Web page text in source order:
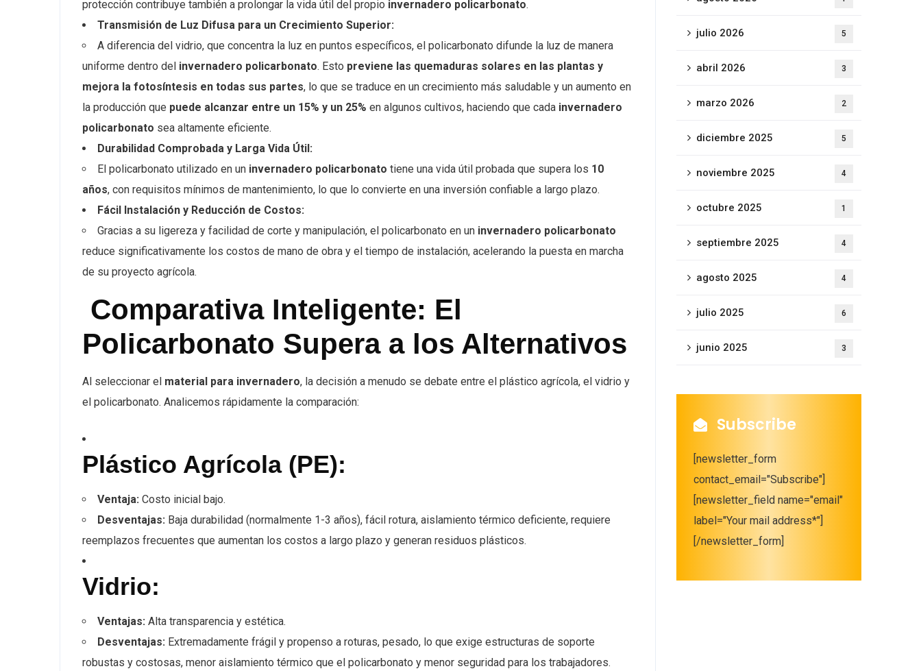
protección contribuye también a prolongar la vida útil del propio invernadero policarbonato.
Transmisión de Luz Difusa para un Crecimiento Superior:
A diferencia del vidrio, que concentra la luz en puntos específicos, el policarbonato difunde la luz de manera
uniforme dentro del invernadero policarbonato. Esto previene las quemaduras solares en las plantas y
mejora la fotosíntesis en todas sus partes, lo que se traduce en un crecimiento más saludable y un aumento en
la producción que puede alcanzar entre un 15% y un 25% en algunos cultivos, haciendo que cada invernadero
policarbonato sea altamente eficiente.
Durabilidad Comprobada y Larga Vida Útil:
El policarbonato utilizado en un invernadero policarbonato tiene una vida útil probada que supera los 10
años, con requisitos mínimos de mantenimiento, lo que lo convierte en una inversión confiable a largo plazo.
Fácil Instalación y Reducción de Costos:
Gracias a su ligereza y facilidad de corte y manipulación, el policarbonato en un invernadero policarbonato
reduce significativamente los costos de mano de obra y el tiempo de instalación, acelerando la puesta en marcha
de su proyecto agrícola.
Comparativa Inteligente: El
Policarbonato Supera a los Alternativos
Al seleccionar el material para invernadero, la decisión a menudo se debate entre el plástico agrícola, el vidrio y
el policarbonato. Analicemos rápidamente la comparación:
Plástico Agrícola (PE):
Ventaja: Costo inicial bajo.
Desventajas: Baja durabilidad (normalmente 1-3 años), fácil rotura, aislamiento térmico deficiente, requiere
reemplazos frecuentes que aumentan los costos a largo plazo y generan residuos plásticos.
Vidrio:
Ventajas: Alta transparencia y estética.
Desventajas: Extremadamente frágil y propenso a roturas, pesado, lo que exige estructuras de soporte
robustas y costosas, menor aislamiento térmico que el policarbonato y menor seguridad para los trabajadores.
julio 2026 5
abril 2026 3
marzo 2026 2
diciembre 2025 5
noviembre 2025 4
octubre 2025 1
septiembre 2025 4
agosto 2025 4
julio 2025 6
junio 2025 3
Subscribe
[newsletter_form
contact_email="Subscribe"]
[newsletter_field name="email"
label="Your mail address*"]
[/newsletter_form]